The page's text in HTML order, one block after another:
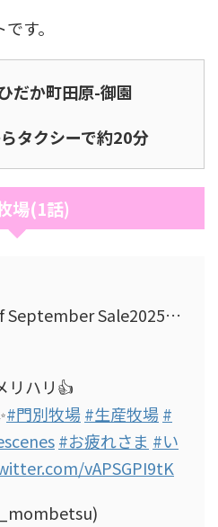
す。
だか町田原-御園
タクシーで約20分
場(1話)
September Sale2025…
リハリ👍
#門別牧場#生産牧場#
#お疲れさま #い
vAPSGPI9tK